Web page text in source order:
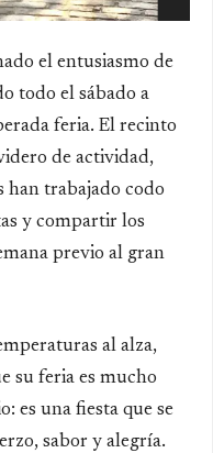
el entusiasmo de
todo el sábado a
feria. El recinto
de actividad,
han trabajado codo
y compartir los
previo al gran
al alza,
su feria es mucho
es una fiesta que se
sabor y alegría.